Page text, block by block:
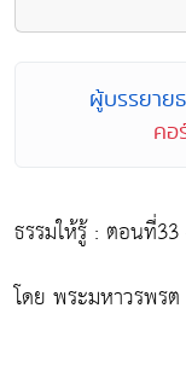
ผู้บรรยาย
คอ
ธรรมให้รู้ : ตอนที่
โดย พระมหาวรพร